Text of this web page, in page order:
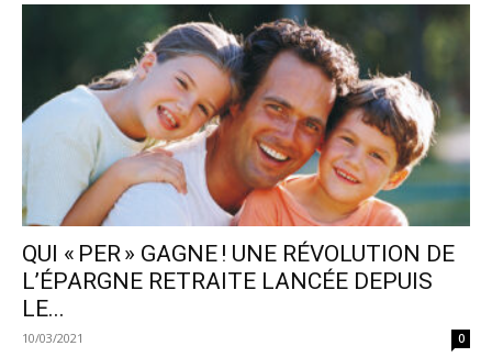
QUI « PER » GAGNE ! UNE RÉVOLUTION DE
L’ÉPARGNE RETRAITE LANCÉE DEPUIS
LE...
10/03/2021 0